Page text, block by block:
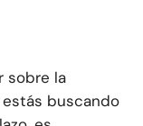
sobre la
buscando